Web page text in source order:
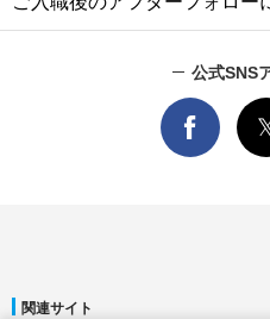
公式SNS
関連サイト